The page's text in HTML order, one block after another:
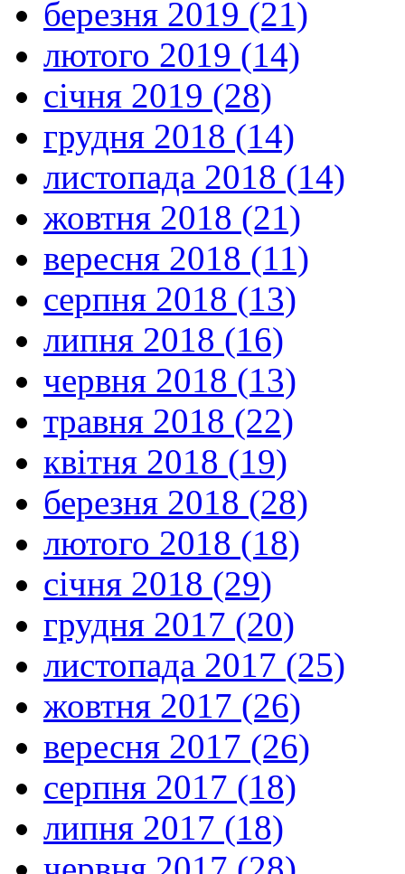
березня 2019 (21)
лютого 2019 (14)
січня 2019 (28)
грудня 2018 (14)
листопада 2018 (14)
жовтня 2018 (21)
вересня 2018 (11)
серпня 2018 (13)
липня 2018 (16)
червня 2018 (13)
травня 2018 (22)
квітня 2018 (19)
березня 2018 (28)
лютого 2018 (18)
січня 2018 (29)
грудня 2017 (20)
листопада 2017 (25)
жовтня 2017 (26)
вересня 2017 (26)
серпня 2017 (18)
липня 2017 (18)